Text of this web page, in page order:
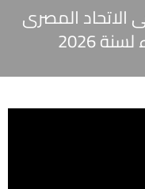
المصرى
2026